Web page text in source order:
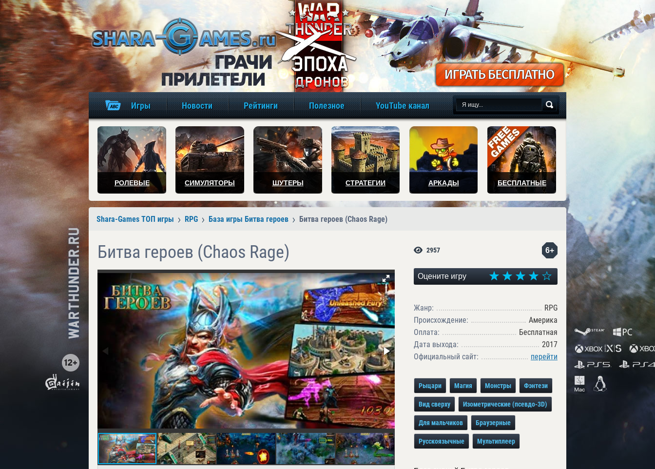
игры онлайн бесплатно
Игры Новости Рейтинги Полезное YouTube канал
РОЛЕВЫЕ СИМУЛЯТОРЫ ШУТЕРЫ СТРАТЕГИИ АРКАДЫ БЕСПЛАТНЫЕ
Shara-Games ТОП игры RPG База игры Битва героев Битва героев (Chaos Rage)
Битва героев (Chaos Rage) 6+
2957
Оцените игру
Жанр:
RPG
Происхождение:
Америка
Оплата:
Бесплатная
Дата выхода:
2017
Официальный сайт:
перейти
Рыцари Магия Монстры Фэнтези
Вид сверху Изометрические (псевдо-3D)
Для мальчиков Браузерные
Русскоязычные Мультиплеер